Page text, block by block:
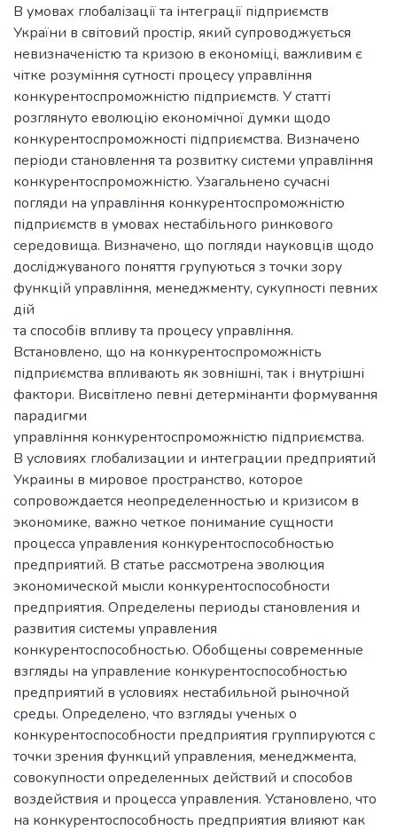
В умовах глобалізації та інтеграції підприємств
України в світовий простір, який супроводжується
невизначеністю та кризою в економіці, важливим є
чітке розуміння сутності процесу управління
конкурентоспроможністю підприємств. У статті
розглянуто еволюцію економічної думки щодо
конкурентоспроможності підприємства. Визначено
періоди становлення та розвитку системи управління
конкурентоспроможністю. Узагальнено сучасні
погляди на управління конкурентоспроможністю
підприємств в умовах нестабільного ринкового
середовища. Визначено, що погляди науковців щодо
досліджуваного поняття групуються з точки зору
функцій управління, менеджменту, сукупності певних
дій
та способів впливу та процесу управління.
Встановлено, що на конкурентоспроможність
підприємства впливають як зовнішні, так і внутрішні
фактори. Висвітлено певні детермінанти формування
парадигми
управління конкурентоспроможністю підприємства.
В условиях глобализации и интеграции предприятий
Украины в мировое пространство, которое
сопровождается неопределенностью и кризисом в
экономике, важно четкое понимание сущности
процесса управления конкурентоспособностью
предприятий. В статье рассмотрена эволюция
экономической мысли конкурентоспособности
предприятия. Определены периоды становления и
развития системы управления
конкурентоспособностью. Обобщены современные
взгляды на управление конкурентоспособностью
предприятий в условиях нестабильной рыночной
среды. Определено, что взгляды ученых о
конкурентоспособности предприятия группируются с
точки зрения функций управления, менеджмента,
совокупности определенных действий и способов
воздействия и процесса управления. Установлено, что
на конкурентоспособность предприятия влияют как